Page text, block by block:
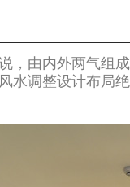
，由内外两气组
水调整设计布局